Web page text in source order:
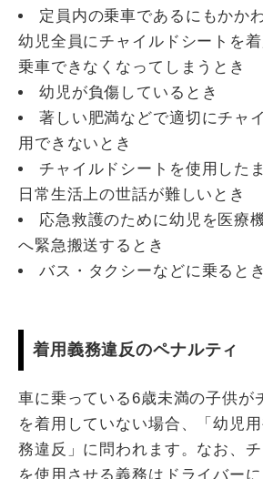
定員内の乗車であるにもかか
幼児全員にチャイルドシートを
乗車できなくなってしまうとき
幼児が負傷しているとき
著しい肥満などで適切にチャ
用できないとき
チャイルドシートを使用した
日常生活上の世話が難しいとき
応急救護のために幼児を医療
へ緊急搬送するとき
バス・タクシーなどに乗るとき
着用義務違反のペナルティ
車に乗っている6歳未満の子供が
を着用していない場合、「幼児
務違反」に問われます。なお、
を使用させる義務はドライバー